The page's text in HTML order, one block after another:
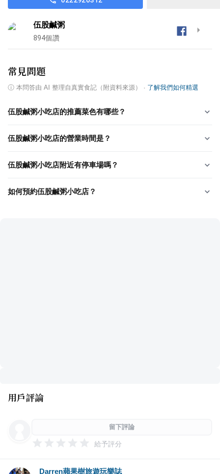
伍股鹹粥
894個讚
常見問題
ⓘ 本問答由 AI 整理自真實食記（附資料來源） · 了解我們如何精選
伍股鹹粥小吃店的推薦菜色有哪些？
伍股鹹粥小吃店的營業時間是？
伍股鹹粥小吃店附近有停車場嗎？
如何預約伍股鹹粥小吃店？
用戶評論
留下評論
給予評分
Darren蘋果樹旅遊玩樂誌